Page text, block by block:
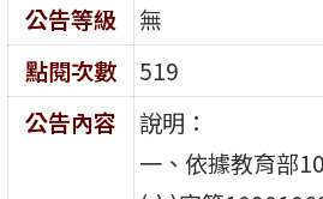
公告等級
無
點閱次數
519
公告內容
說明：
一、依據教育部